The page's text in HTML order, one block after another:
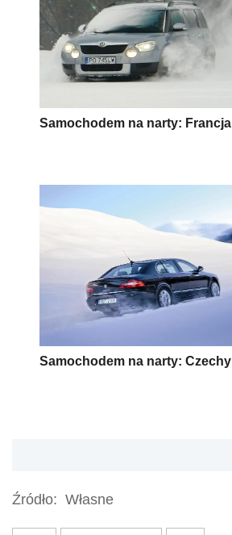
Samochodem na narty: Francja
Samochodem na narty: Czechy
Źródło: Własne